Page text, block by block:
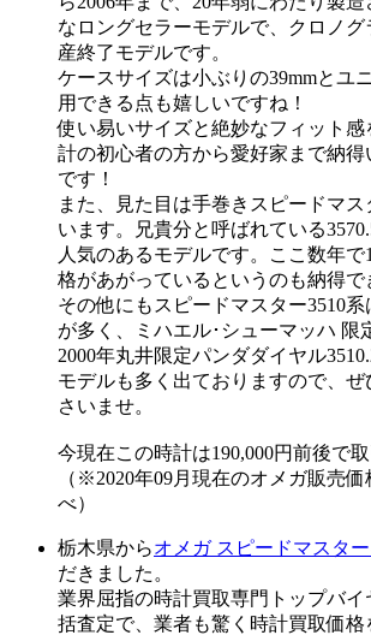
なロングセラーモデルで、クロノ
産終了モデルです。
ケースサイズは小ぶりの39mmとユ
用できる点も嬉しいですね！
使い易いサイズと絶妙なフィット
計の初心者の方から愛好家まで納
です！
また、見た目は手巻きスピードマ
います。兄貴分と呼ばれている
人気のあるモデルです。ここ数年で
格があがっているというのも納得で
その他にもスピードマスター3510
が多く、ミハエル･シューマッハ 限
2000年丸井限定パンダダイヤル
モデルも多く出ておりますので、
さいませ。
今現在この時計は190,000円前後で
（※2020年09月現在のオメガ販売
べ）
栃木県からオメガ スピードマスタ
だきました。
業界屈指の時計買取専門トップバイ
括査定で、業者も驚く時計買取価格